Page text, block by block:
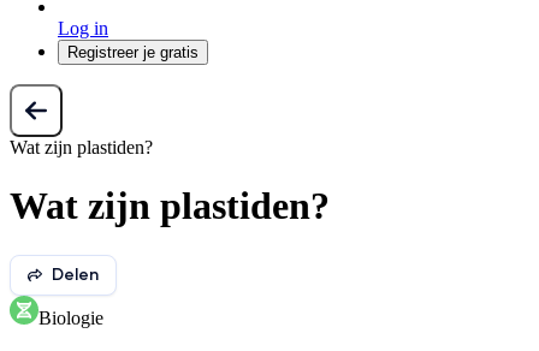
Log in
Registreer je gratis
Wat zijn plastiden?
Wat zijn plastiden?
Delen
Biologie